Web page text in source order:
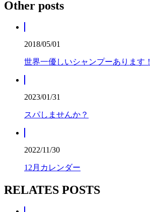
Other posts
2018/05/01
世界一優しいシャンプーあります！
2023/01/31
スパしませんか？
2022/11/30
12月カレンダー
RELATES POSTS